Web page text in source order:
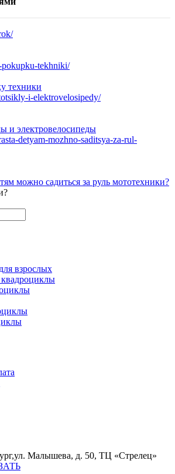
техники
и электровелосипеды
можно садиться за руль мототехники?
взрослых
Малышева, д. 50, ТЦ «Стрелец»